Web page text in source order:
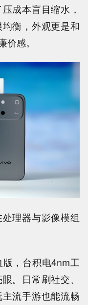
成本盲目缩水，
衡，外观更是和
感。
理器与影像模组
，台积电4nm工
。日常刷社交、
流手游也能流畅